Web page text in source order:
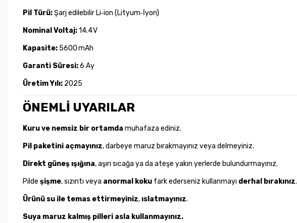
Pil Türü:Şarj edilebilir Li‑ion (Lityum‑İyon)
Nominal Voltaj:14.4 V
Kapasite: 5600 mAh
Garanti Süresi:6 Ay
Üretim Yılı: 2025
ÖNEMLİ UYARILAR
Kuru ve nemsiz bir ortamda muhafaza ediniz.
Pil paketini açmayınız, darbeye maruz bırakmayınız veya delmeyiniz.
Direkt güneş ışığına, aşırı sıcağa ya da ateşe yakın yerlerde bulundurmayınız.
Pilde şişme, sızıntı veya anormal koku fark ederseniz kullanmayı derhal bırakınız.
Ürünü su ile temas ettirmeyiniz, ıslatmayınız.
Suya maruz kalmış pilleri asla kullanmayınız.